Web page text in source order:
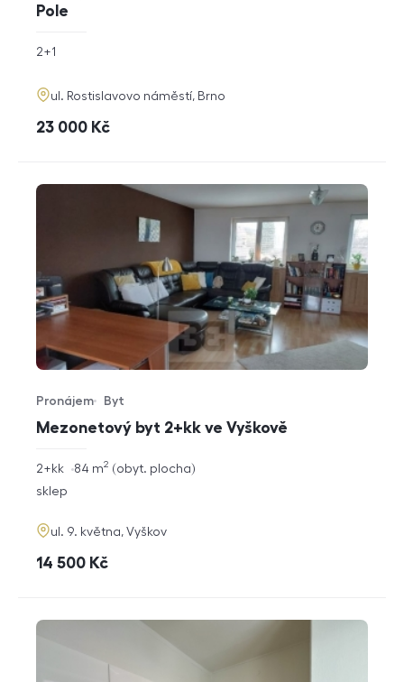
Pole
rozměry
dispozice
2+1
adresa
ul. Rostislavovo náměstí, Brno
cena
23 000 Kč
Mezonetový byt 2+kk ve Vyškově
Typ nabídky
Pronájem
Typ nemovitosti
Byt
rozměry
dispozice
2+kk obyt. plocha
84 m2
funkce
sklep
adresa
ul. 9. května, Vyškov
cena
14 500 Kč